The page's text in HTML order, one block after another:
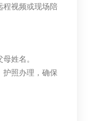
程视频或现场陪
姓名。
护照办理，确保